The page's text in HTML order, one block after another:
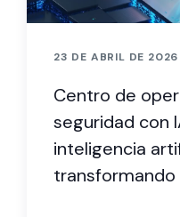
23 DE ABRIL DE 2026
Centro de
seguridad con
inteligencia